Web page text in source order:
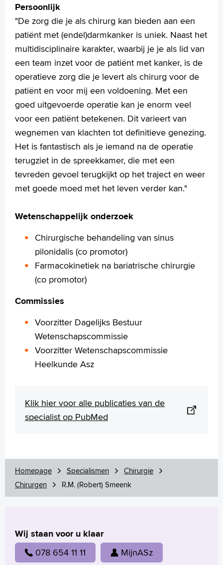
Persoonlijk
"De zorg die je als chirurg kan bieden aan een
patiënt met (endel)darmkanker is uniek. Naast het
multidisciplinaire karakter, waarbij je je als lid van
een team inzet voor de patiënt met kanker, is de
operatieve zorg die je levert als chirurg voor de
patiënt en voor mij een voldoening. Met een
goed uitgevoerde operatie kan je enorm veel
voor een patiënt betekenen. Dit varieert van
wegnemen van klachten tot definitieve genezing.
Het is fantastisch als je iemand na de operatie
terugziet in de spreekkamer, die met een
tevreden gevoel terugkijkt op het traject en weer
met goede moed met het leven verder kan."
Wetenschappelijk onderzoek
Chirurgische behandeling van sinus
pilonidalis (co promotor)
Farmacokinetiek na bariatrische chirurgie
(co promotor)
Commissies
Voorzitter Dagelijks Bestuur
Wetenschapscommissie
Voorzitter Wetenschapscommissie
Heelkunde Asz
Klik hier voor alle publicaties van de
specialist op PubMed
Homepage Specialismen
Chirurgie
Chirurgen
R.M. (Robert) Smeenk
Wij staan voor u klaar
078 654 11 11 MijnASz